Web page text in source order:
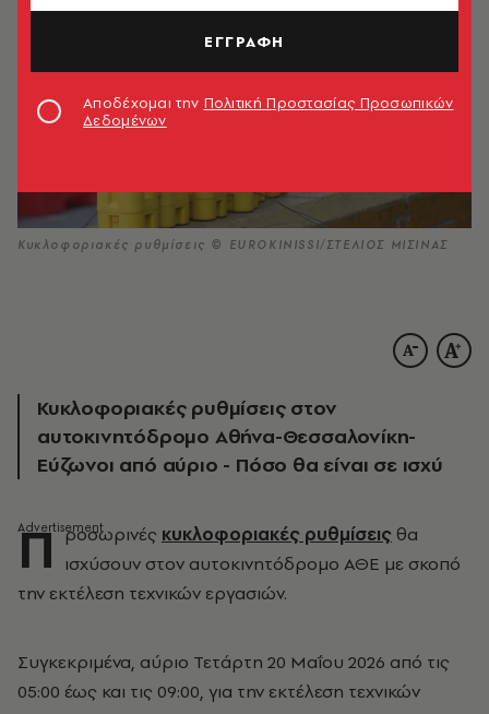
Κυκλοφοριακές ρυθμίσεις © EUROKINISSI/ΣΤΕΛΙΟΣ ΜΙΣΙΝΑΣ
Κυκλοφοριακές ρυθμίσεις στον
αυτοκινητόδρομο Αθήνα-Θεσσαλονίκη-
Εύζωνοι από αύριο - Πόσο θα είναι σε ισχύ
Π ροσωρινές κυκλοφοριακές ρυθμίσεις θα
ισχύσουν στον αυτοκινητόδρομο ΑΘΕ με σκοπό
την εκτέλεση τεχνικών εργασιών.
Συγκεκριμένα, αύριο Τετάρτη 20 Μαΐου 2026 από τις
05:00 έως και τις 09:00, για την εκτέλεση τεχνικών
ΕΓΓΡΑΦΗ
Αποδέχομαι την Πολιτική Προστασίας Προσωπικών
Δεδομένων